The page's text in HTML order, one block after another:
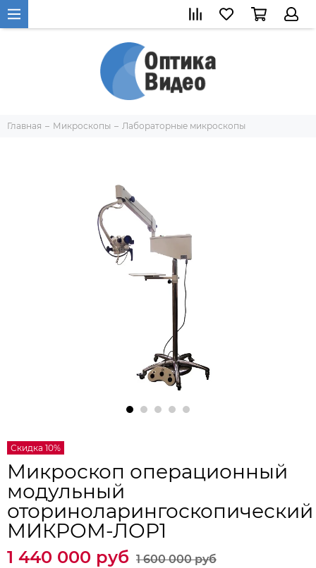
Главная Микроскопы Лабораторные микроскопы
Скидка 10%
Микроскоп операционный
модульный
оториноларингоскопический
МИКРОМ-ЛОР1
1 440 000 руб 1 600 000 руб